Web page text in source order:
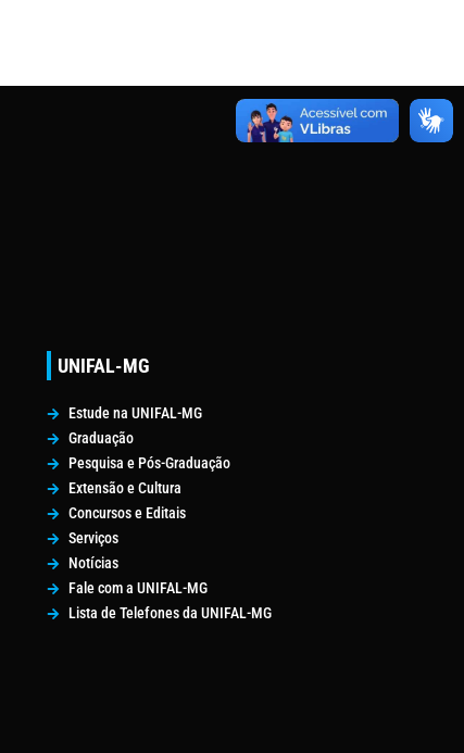
UNIFAL-MG
Estude na UNIFAL-MG
Graduação
Pesquisa e Pós-Graduação
Extensão e Cultura
Concursos e Editais
Serviços
Notícias
Fale com a UNIFAL-MG
Lista de Telefones da UNIFAL-MG